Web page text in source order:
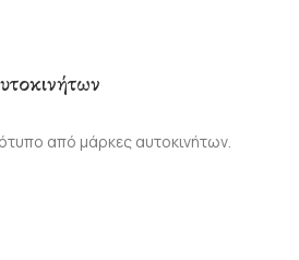
από μάρκες αυτοκινήτων.